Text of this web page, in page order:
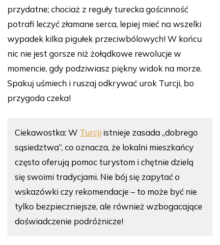
przydatne; chociaż z reguły turecka gościnność
potrafi leczyć złamane serca, lepiej mieć na wszelki
wypadek kilka pigułek przeciwbólowych! W końcu
nic nie jest gorsze niż żołądkowe rewolucje w
momencie, gdy podziwiasz piękny widok na morze.
Spakuj uśmiech i ruszaj odkrywać urok Turcji, bo
przygoda czeka!
Ciekawostka: W Turcji istnieje zasada „dobrego
sąsiedztwa”, co oznacza, że lokalni mieszkańcy
często oferują pomoc turystom i chętnie dzielą
się swoimi tradycjami. Nie bój się zapytać o
wskazówki czy rekomendacje – to może być nie
tylko bezpieczniejsze, ale również wzbogacające
doświadczenie podróżnicze!